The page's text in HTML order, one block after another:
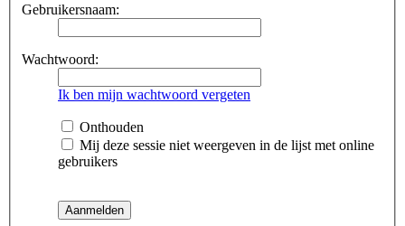
Gebruikersnaam:
Wachtwoord:
Ik ben mijn wachtwoord vergeten
Onthouden
Mij deze sessie niet weergeven in de lijst met online
gebruikers